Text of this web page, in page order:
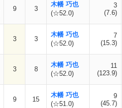
9 3
木幡 巧也
(☆52.0)
3
(7.6)
3 3
木幡 巧也
(☆52.0)
7
(15.3)
3 8
木幡 巧也
(☆52.0)
11
(123.9)
9 15
木幡 巧也
(☆51.0)
9
(45.7)